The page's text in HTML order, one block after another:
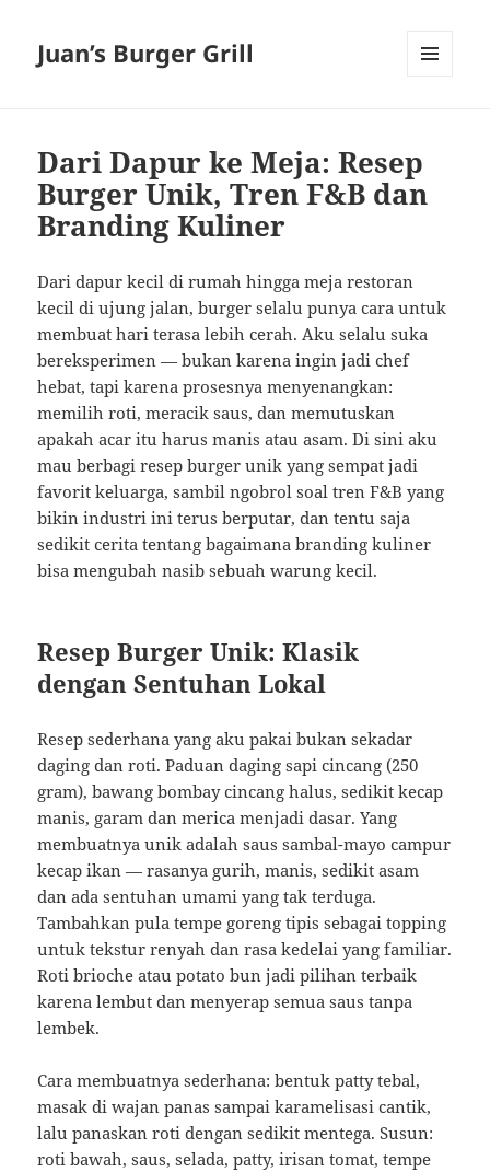
Juan’s Burger Grill
Dari Dapur ke Meja: Resep
Burger Unik, Tren F&B dan
Branding Kuliner
Dari dapur kecil di rumah hingga meja restoran
kecil di ujung jalan, burger selalu punya cara untuk
membuat hari terasa lebih cerah. Aku selalu suka
bereksperimen — bukan karena ingin jadi chef
hebat, tapi karena prosesnya menyenangkan:
memilih roti, meracik saus, dan memutuskan
apakah acar itu harus manis atau asam. Di sini aku
mau berbagi resep burger unik yang sempat jadi
favorit keluarga, sambil ngobrol soal tren F&B yang
bikin industri ini terus berputar, dan tentu saja
sedikit cerita tentang bagaimana branding kuliner
bisa mengubah nasib sebuah warung kecil.
Resep Burger Unik: Klasik
dengan Sentuhan Lokal
Resep sederhana yang aku pakai bukan sekadar
daging dan roti. Paduan daging sapi cincang (250
gram), bawang bombay cincang halus, sedikit kecap
manis, garam dan merica menjadi dasar. Yang
membuatnya unik adalah saus sambal-mayo campur
kecap ikan — rasanya gurih, manis, sedikit asam
dan ada sentuhan umami yang tak terduga.
Tambahkan pula tempe goreng tipis sebagai topping
untuk tekstur renyah dan rasa kedelai yang familiar.
Roti brioche atau potato bun jadi pilihan terbaik
karena lembut dan menyerap semua saus tanpa
lembek.
Cara membuatnya sederhana: bentuk patty tebal,
masak di wajan panas sampai karamelisasi cantik,
lalu panaskan roti dengan sedikit mentega. Susun:
roti bawah, saus, selada, patty, irisan tomat, tempe